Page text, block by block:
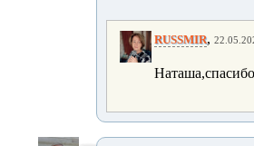
RUSSMIR,